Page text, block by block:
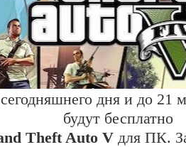
дня и до 21
будут бесплатно
Theft Auto V для ПК.